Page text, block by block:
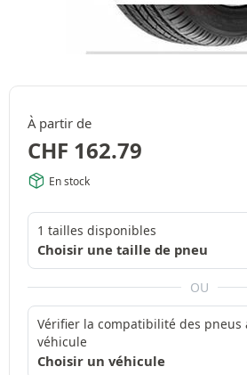
À partir de
CHF 162.79
En stock
1 tailles disponibles
Choisir une taille de pneu
OU
Vérifier la compatibilité des pneus
véhicule
Choisir un véhicule